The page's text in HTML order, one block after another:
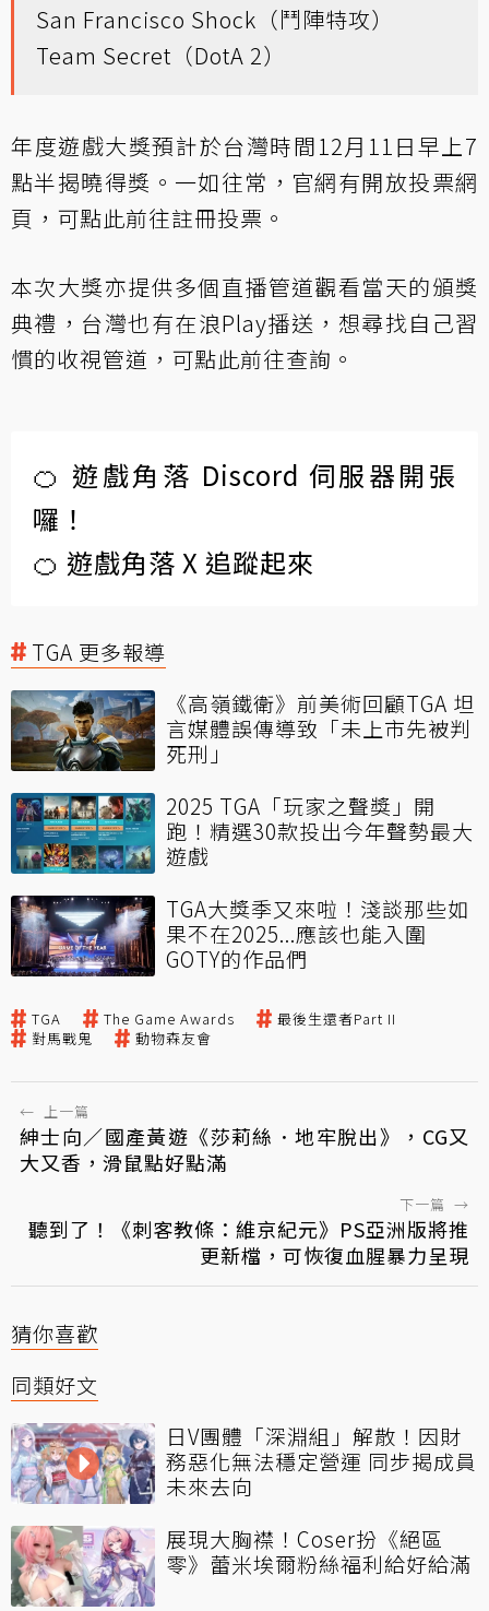
San Francisco Shock（鬥陣特攻）
Team Secret（DotA 2）
年度遊戲大獎預計於台灣時間12月11日早上7
點半揭曉得獎。一如往常，官網有開放投票網
頁，可點此前往註冊投票 。
本次大獎亦提供多個直播管道觀看當天的頒獎
典禮，台灣也有在浪Play播送，想尋找自己習
慣的收視管道，可點此前往查詢 。
🍊 遊戲角落 Discord 伺服器開張
囉！
🍊 遊戲角落 X 追蹤起來
TGA 更多報導
《高嶺鐵衛》前美術回顧TGA 坦
言媒體誤傳導致「未上市先被判
死刑」
2025 TGA「玩家之聲獎」開
跑！精選30款投出今年聲勢最大
遊戲
TGA大獎季又來啦！淺談那些如
果不在2025...應該也能入圍
GOTY的作品們
TGA The Game Awards
最後生還者Part II
對馬戰鬼
動物森友會
← 上一篇
紳士向／國產黃遊《莎莉絲．地牢脫出》，CG又
大又香，滑鼠點好點滿
下一篇 →
聽到了！《刺客教條：維京紀元》PS亞洲版將推
更新檔，可恢復血腥暴力呈現
猜你喜歡
同類好文
日V團體「深淵組」解散！因財
務惡化無法穩定營運 同步揭成員
未來去向
展現大胸襟！Coser扮《絕區
零》蕾米埃爾粉絲福利給好給滿